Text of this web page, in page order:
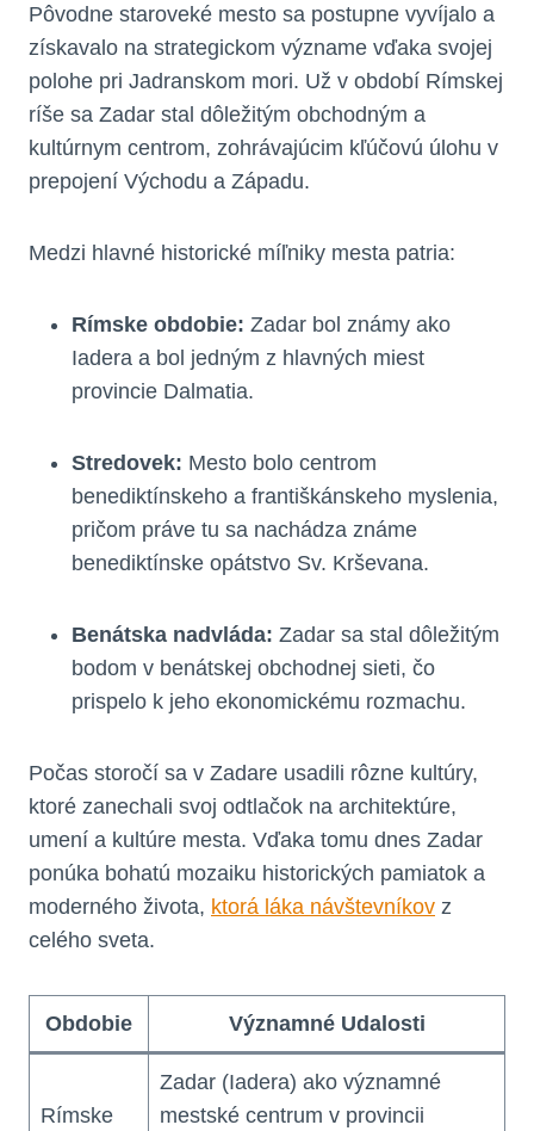
Pôvodne staroveké mesto sa postupne vyvíjalo a
získavalo na strategickom význame vďaka svojej
polohe pri Jadranskom mori. Už v období Rímskej
ríše sa Zadar stal dôležitým obchodným a
kultúrnym centrom, zohrávajúcim kľúčovú úlohu v
prepojení Východu a Západu.
Medzi hlavné historické míľniky mesta patria:
Rímske obdobie: Zadar bol známy ako
Iadera a bol jedným z hlavných miest
provincie Dalmatia.
Stredovek: Mesto bolo centrom
benediktínskeho a františkánskeho myslenia,
pričom práve tu sa nachádza známe
benediktínske opátstvo Sv. Krševana.
Benátska nadvláda: Zadar sa stal dôležitým
bodom v benátskej obchodnej sieti, čo
prispelo k jeho ekonomickému rozmachu.
Počas storočí sa v Zadare usadili rôzne kultúry,
ktoré zanechali svoj odtlačok na architektúre,
umení a kultúre mesta. Vďaka tomu dnes Zadar
ponúka bohatú mozaiku historických pamiatok a
moderného života, ktorá láka návštevníkov z
celého sveta.
Obdobie Významné Udalosti
Rímske
Zadar (Iadera) ako významné
mestské centrum v provincii